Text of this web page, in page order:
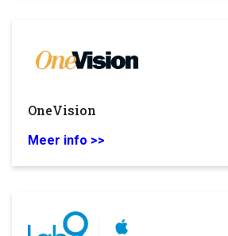
OneVision
Meer info >>